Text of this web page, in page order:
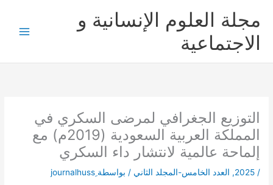
المحتوى
مجلة العلوم الإنسانية و
الاجتماعية
التوزيع الجغرافي لمرضى السكري في
المملكة العربية السعودية (2019م) مع
إلماحة عالمية لانتشار داء السكري
/
2025
, العدد الخامس-المجلد الثاني / بواسطة ِjournalhuss